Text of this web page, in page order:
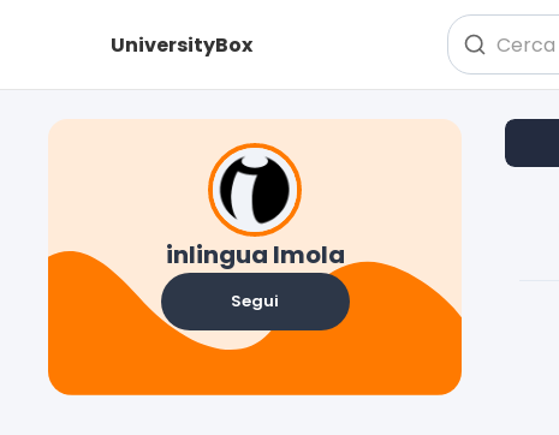
UniversityBox
inlingua Imola
Segui